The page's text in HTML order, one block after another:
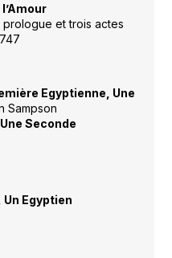
et trois actes
Egyptienne, Une
Sampson
Seconde
Egyptien